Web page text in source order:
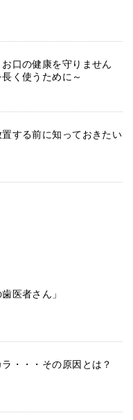
口の健康を守りません
く使うために～
する前に知っておきたい
医者さん」
・・・その原因とは？